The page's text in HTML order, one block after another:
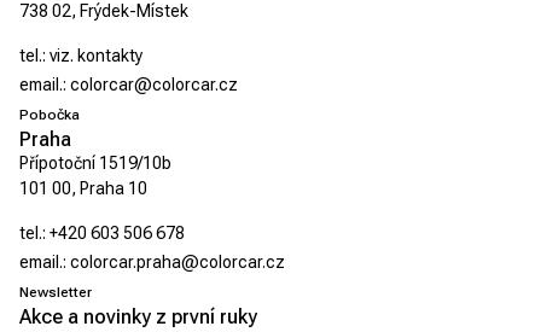
738 02, Frýdek-Místek
tel.: viz. kontakty
email.: colorcar@colorcar.cz
Pobočka
Praha
Přípotoční 1519/10b
101 00, Praha 10
tel.: +420 603 506 678
email.: colorcar.praha@colorcar.cz
Newsletter
Akce a novinky z první ruky